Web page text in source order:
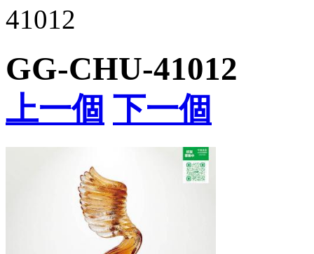
41012
GG-CHU-41012
上一個 下一個